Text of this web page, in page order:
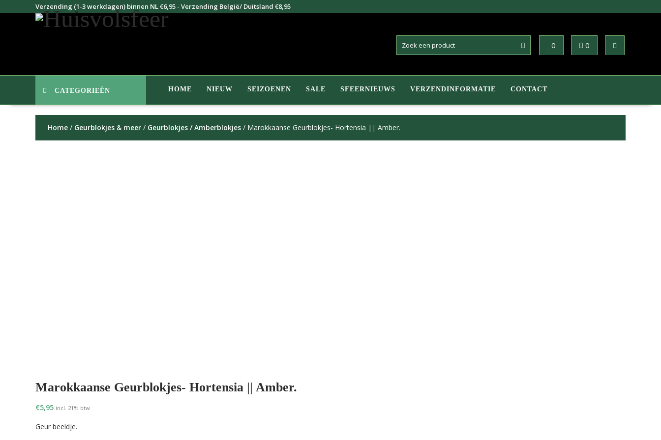
naar
Verzending (1-3 werkdagen) binnen NL €6,95 - Verzending België/ Duitsland €8,95
0 0
CATEGORIEËN HOME NIEUW SEIZOENEN SALE SFEERNIEUWS VERZENDINFORMATIE CONTACT
Home / Geurblokjes & meer / Geurblokjes / Amberblokjes / Marokkaanse Geurblokjes- Hortensia || Amber.
Marokkaanse Geurblokjes- Hortensia || Amber.
€5,95 incl. 21% btw
Geur beeldje.